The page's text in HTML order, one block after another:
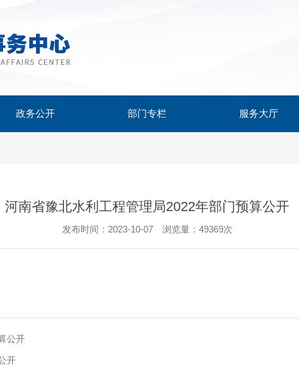
政务公开 部门专栏 服务大厅
河南省豫北水利工程管理局2022年部门预算公开
发布时间：2023-10-07 浏览量：49369次
公开
开